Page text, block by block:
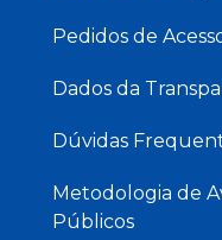
Pedidos de
Dados da
Dúvidas
Metodologia de
Públicos